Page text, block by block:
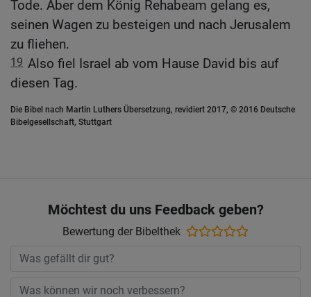
Tode. Aber dem König Rehabeam gelang es,
seinen Wagen zu besteigen und nach Jerusalem
zu fliehen.
19 Also fiel Israel ab vom Hause David bis auf
diesen Tag.
Die Bibel nach Martin Luthers Übersetzung, revidiert 2017, © 2016 Deutsche
Bibelgesellschaft, Stuttgart
Möchtest du uns Feedback geben?
Bewertung der Bibelthek